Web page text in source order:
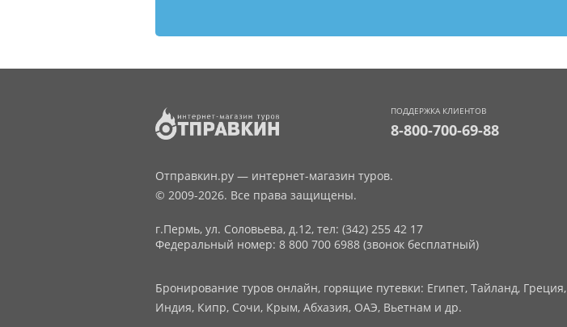
ПОДДЕРЖКА КЛИЕНТОВ
8-800-700-69-88
Отправкин.ру — интернет-магазин туров.
© 2009-2026. Все права защищены.
г.Пермь, ул. Соловьева, д.12, тел: (342) 255 42 17
Федеральный номер: 8 800 700 6988 (звонок бесплатный)
Бронирование туров онлайн, горящие путевки: Египет, Тайланд, Греция,
Индия, Кипр, Сочи, Крым, Абхазия, ОАЭ, Вьетнам и др.